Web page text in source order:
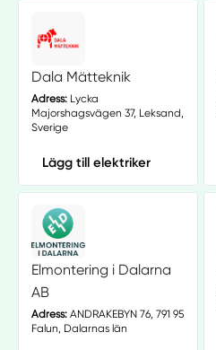
Dala Mätteknik
Adress:Lycka
Majorshagsvägen 37, Leksand,
Sverige
Lägg till elektriker
Elmontering i Dalarna
AB
Adress:ANDRAKEBYN 76, 791 95
Falun, Dalarnas län